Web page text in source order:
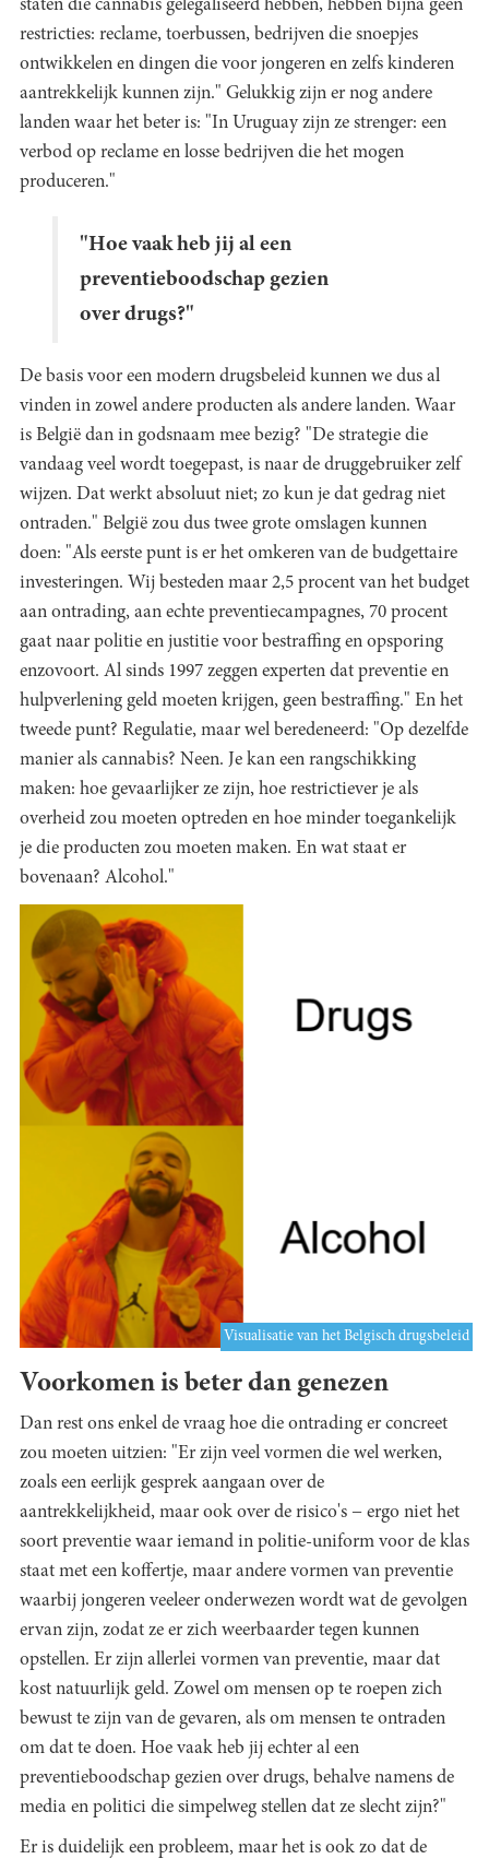
staten die cannabis gelegaliseerd hebben, hebben bijna geen
restricties: reclame, toerbussen, bedrijven die snoepjes
ontwikkelen en dingen die voor jongeren en zelfs kinderen
aantrekkelijk kunnen zijn." Gelukkig zijn er nog andere
landen waar het beter is: "In Uruguay zijn ze strenger: een
verbod op reclame en losse bedrijven die het mogen
produceren."
"Hoe vaak heb jij al een
preventieboodschap gezien
over drugs?"
De basis voor een modern drugsbeleid kunnen we dus al
vinden in zowel andere producten als andere landen. Waar
is België dan in godsnaam mee bezig? "De strategie die
vandaag veel wordt toegepast, is naar de druggebruiker zelf
wijzen. Dat werkt absoluut niet; zo kun je dat gedrag niet
ontraden." België zou dus twee grote omslagen kunnen
doen: "Als eerste punt is er het omkeren van de budgettaire
investeringen. Wij besteden maar 2,5 procent van het budget
aan ontrading, aan echte preventiecampagnes, 70 procent
gaat naar politie en justitie voor bestraffing en opsporing
enzovoort. Al sinds 1997 zeggen experten dat preventie en
hulpverlening geld moeten krijgen, geen bestraffing." En het
tweede punt? Regulatie, maar wel beredeneerd: "Op dezelfde
manier als cannabis? Neen. Je kan een rangschikking
maken: hoe gevaarlijker ze zijn, hoe restrictiever je als
overheid zou moeten optreden en hoe minder toegankelijk
je die producten zou moeten maken. En wat staat er
bovenaan? Alcohol."
Visualisatie van het Belgisch drugsbeleid
Voorkomen is beter dan genezen
Dan rest ons enkel de vraag hoe die ontrading er concreet
zou moeten uitzien: "Er zijn veel vormen die wel werken,
zoals een eerlijk gesprek aangaan over de
aantrekkelijkheid, maar ook over de risico's − ergo niet het
soort preventie waar iemand in politie-uniform voor de klas
staat met een koffertje, maar andere vormen van preventie
waarbij jongeren veeleer onderwezen wordt wat de gevolgen
ervan zijn, zodat ze er zich weerbaarder tegen kunnen
opstellen. Er zijn allerlei vormen van preventie, maar dat
kost natuurlijk geld. Zowel om mensen op te roepen zich
bewust te zijn van de gevaren, als om mensen te ontraden
om dat te doen. Hoe vaak heb jij echter al een
preventieboodschap gezien over drugs, behalve namens de
media en politici die simpelweg stellen dat ze slecht zijn?"
Er is duidelijk een probleem, maar het is ook zo dat de